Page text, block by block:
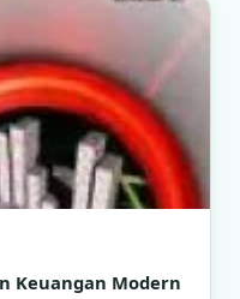
Keuangan Modern